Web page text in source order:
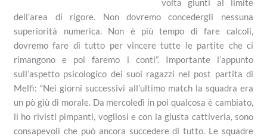
volta giunti al limite
dell’area di rigore. Non dovremo concedergli nessuna
superiorità numerica. Non è più tempo di fare calcoli,
dovremo fare di tutto per vincere tutte le partite che ci
rimangono e poi faremo i conti”. Importante l’appunto
sull’aspetto psicologico dei suoi ragazzi nel post partita di
Melfi: “Nei giorni successivi all’ultimo match la squadra era
un pò giù di morale. Da mercoledì in poi qualcosa è cambiato,
li ho rivisti pimpanti, vogliosi e con la giusta cattiveria, sono
consapevoli che può ancora succedere di tutto. Le squadre